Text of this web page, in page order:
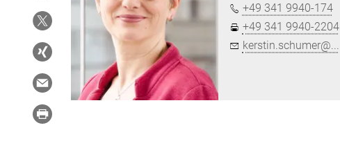
+49 341 9940-174
+49 341 9940-2204
kerstin.schumer@...